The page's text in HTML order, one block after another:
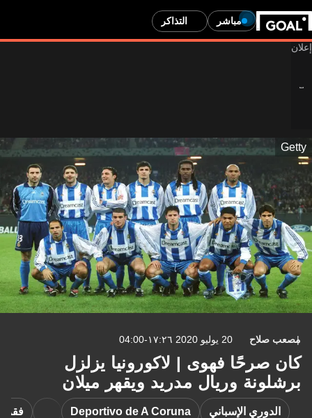
مباشر التذاكر
Getty
مصعب صلاح 20 يوليو 2020 ١٧:٢٦-04:00
كان صرحًا فهوى | لاكورونيا يزلزل
برشلونة وريال مدريد ويقهر ميلان
الدوري الإسباني Deportivo de A Coruna